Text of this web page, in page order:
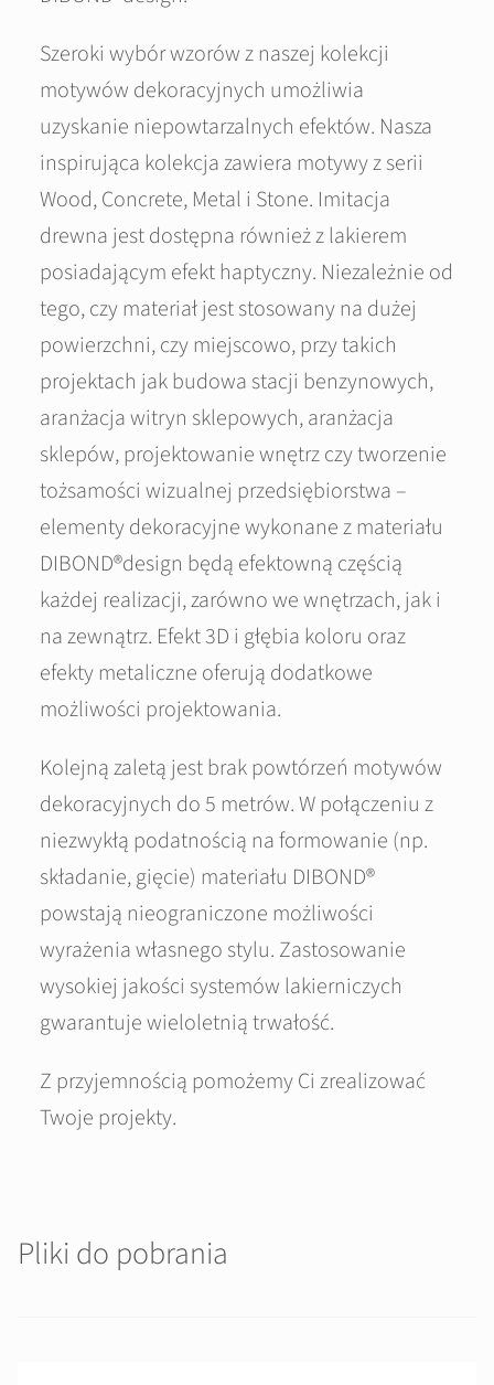
Szeroki wybór wzorów z naszej kolekcji
motywów dekoracyjnych umożliwia
uzyskanie niepowtarzalnych efektów. Nasza
inspirująca kolekcja zawiera motywy z serii
Wood, Concrete, Metal i Stone. Imitacja
drewna jest dostępna również z lakierem
posiadającym efekt haptyczny. Niezależnie od
tego, czy materiał jest stosowany na dużej
powierzchni, czy miejscowo, przy takich
projektach jak budowa stacji benzynowych,
aranżacja witryn sklepowych, aranżacja
sklepów, projektowanie wnętrz czy tworzenie
tożsamości wizualnej przedsiębiorstwa –
elementy dekoracyjne wykonane z materiału
DIBOND®design będą efektowną częścią
każdej realizacji, zarówno we wnętrzach, jak i
na zewnątrz. Efekt 3D i głębia koloru oraz
efekty metaliczne oferują dodatkowe
możliwości projektowania.
Kolejną zaletą jest brak powtórzeń motywów
dekoracyjnych do 5 metrów. W połączeniu z
niezwykłą podatnością na formowanie (np.
składanie, gięcie) materiału DIBOND®
powstają nieograniczone możliwości
wyrażenia własnego stylu. Zastosowanie
wysokiej jakości systemów lakierniczych
gwarantuje wieloletnią trwałość.
Z przyjemnością pomożemy Ci zrealizować
Twoje projekty.
Pliki do pobrania